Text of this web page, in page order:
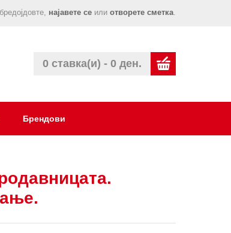
најавете се или отворете сметка.
0 ставка(и) - 0 ден.
Брендови